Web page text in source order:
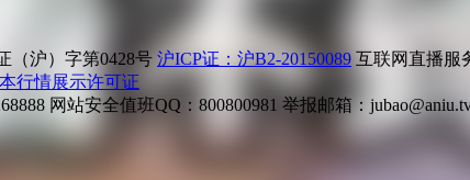
（沪）字第0428号 沪ICP证：沪B2-20150089 互联网直播服
行情展示许可证
网站安全值班QQ：800800981 举报邮箱：